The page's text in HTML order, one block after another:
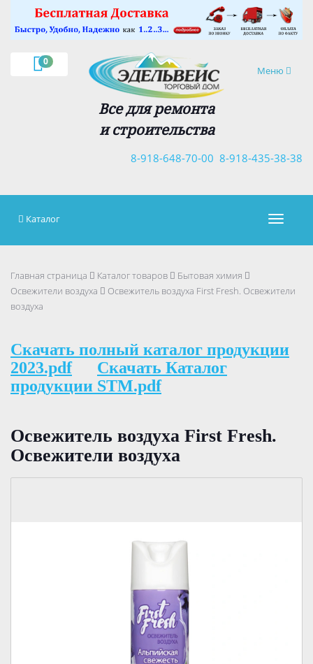
0
Навигация
Меню
Все для ремонта
и строительства
8-918-435-38-38
8-918-648-70-00
×
Каталог
Главная страница Каталог товаров
Бытовая химия
Освежители воздуха
Освежитель воздуха First Fresh. Освежители
воздуха
Скачать полный каталог продукции
2023.pdf
Скачать Каталог
продукции STM.pdf
Освежитель воздуха First Fresh.
Освежители воздуха